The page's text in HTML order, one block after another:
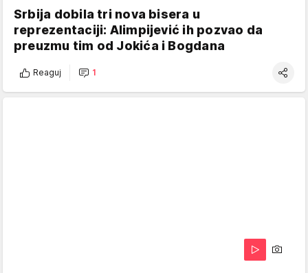
Srbija dobila tri nova bisera u
reprezentaciji: Alimpijević ih pozvao da
preuzmu tim od Jokića i Bogdana
Reaguj 1